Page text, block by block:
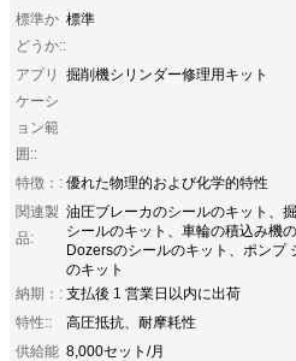
標準か
どうか::
標準
アプリ
ケーシ
ョン範
囲::
掘削機シリンダー修理用キット
特徴：: 優れた物理的および化学的特性
関連製
品:
油圧ブレーカのシールのキット、
シールのキット、車輪の積込み機
Dozersのシールのキット、ポンプ
のキット
納期：: 支払後 1 営業日以内に出荷
特性::
高圧抵抗、耐摩耗性
供給能 8,000セット/月